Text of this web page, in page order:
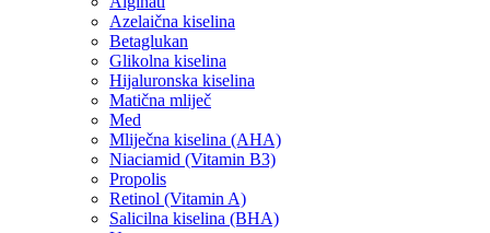
Azelaična kiselina
Betaglukan
Glikolna kiselina
Hijaluronska kiselina
Matična mliječ
Med
Mliječna kiselina (AHA)
Niaciamid (Vitamin B3)
Propolis
Retinol (Vitamin A)
Salicilna kiselina (BHA)